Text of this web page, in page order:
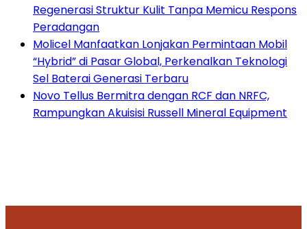
Regenerasi Struktur Kulit Tanpa Memicu Respons
Peradangan
Molicel Manfaatkan Lonjakan Permintaan Mobil
“Hybrid” di Pasar Global, Perkenalkan Teknologi
Sel Baterai Generasi Terbaru
Novo Tellus Bermitra dengan RCF dan NRFC,
Rampungkan Akuisisi Russell Mineral Equipment